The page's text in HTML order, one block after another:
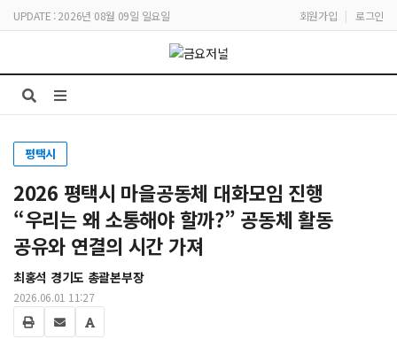
UPDATE : 2026년 08월 09일 일요일 회원가입 | 로그인
평택시
2026 평택시 마을공동체 대화모임 진행
“우리는 왜 소통해야 할까?” 공동체 활동
공유와 연결의 시간 가져
최홍석 경기도 총괄본부장
2026.06.01 11:27